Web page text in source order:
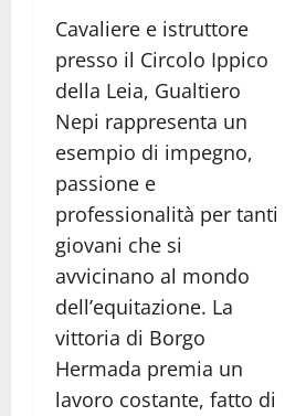
Cavaliere e istruttore
presso il Circolo Ippico
della Leia, Gualtiero
Nepi rappresenta un
esempio di impegno,
passione e
professionalità per tanti
giovani che si
avvicinano al mondo
dell’equitazione. La
vittoria di Borgo
Hermada premia un
lavoro costante, fatto di